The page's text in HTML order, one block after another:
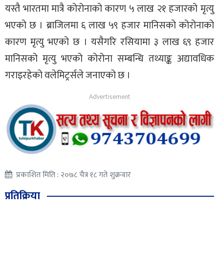
यस्तै भारतमा मात्रै कोरोनाको कारण ५ लाख २१ हजारको मृत्यु
भएको छ । ब्राजिलमा ६ लाख ५९ हजार मानिसको कोरोनाको
कारण मृत्यु भएको छ । यसैगरि रसियामा ३ लाख ६९ हजार
मानिसको मृत्यु भएको कोरोना सम्बन्धि तथ्याङ्क अद्यावधिक
गराइरहेको वलेमिट्रर्सले जनाएको छ ।
प्रकाशित मिति : २०७८ चैत्र १८ गते शुक्रवार
प्रतिक्रिया